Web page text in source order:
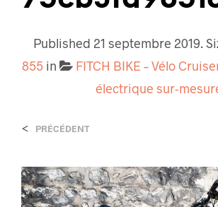
Published 21 septembre 2019.
855 in
FITCH BIKE – Vélo
électrique sur-
< PRÉCÉDENT